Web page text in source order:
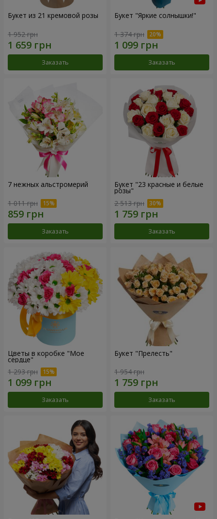
Букет из 21 кремовой розы
1 952 грн
Заказать
Букет "Яркие солнышки!"
1 374 грн
Заказать
7 нежных альстромерий
1 011 грн
Заказать
Букет "23 красные и белые
розы"
2 513 грн
Заказать
Цветы в коробке "Мое
сердце"
1 293 грн
Заказать
Букет "Прелесть"
1 954 грн
Заказать